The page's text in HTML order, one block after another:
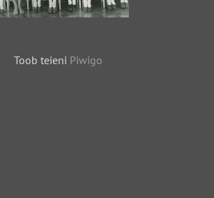
Toob teieni Piwigo